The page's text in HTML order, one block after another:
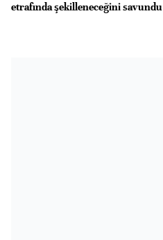
etrafında şekilleneceğini savundu